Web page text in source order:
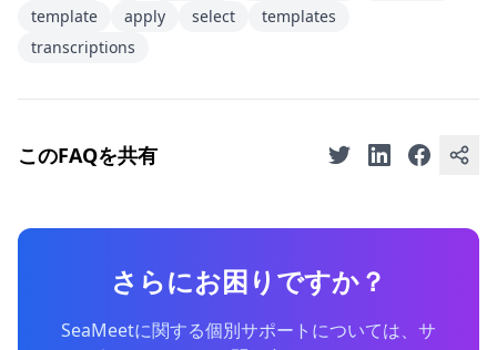
template
apply select
templates
transcriptions
このFAQを共有
さらにお困りですか？
SeaMeetに関する個別サポートについては、サ